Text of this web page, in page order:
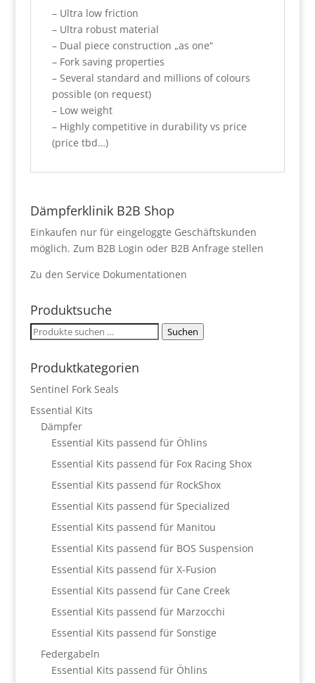
– Ultra low friction
– Ultra robust material
– Dual piece construction „as one“
– Fork saving properties
– Several standard and millions of colours
possible (on request)
– Low weight
– Highly competitive in durability vs price
(price tbd…)
Dämpferklinik B2B Shop
Einkaufen nur für eingeloggte Geschäftskunden
möglich. Zum B2B Login oder B2B Anfrage stellen
Zu den Service Dokumentationen
Produktsuche
Suchen
Suchen
Produktkategorien
Sentinel Fork Seals
Essential Kits
Dämpfer
Essential Kits passend für Öhlins
Essential Kits passend für Fox Racing Shox
Essential Kits passend für RockShox
Essential Kits passend für Specialized
Essential Kits passend für Manitou
Essential Kits passend für BOS Suspension
Essential Kits passend für X-Fusion
Essential Kits passend für Cane Creek
Essential Kits passend für Marzocchi
Essential Kits passend für Sonstige
Federgabeln
Essential Kits passend für Öhlins